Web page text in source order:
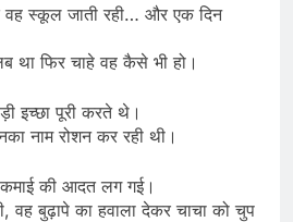
वह स्कूल जाती रही… और एक दिन
था फिर चाहे वह कैसे भी हो।
इच्छा पूरी करते थे।
नाम रोशन कर रही थी।
कमाई की आदत लग गई।
वह बुढ़ापे का हवाला देकर चाचा को चुप